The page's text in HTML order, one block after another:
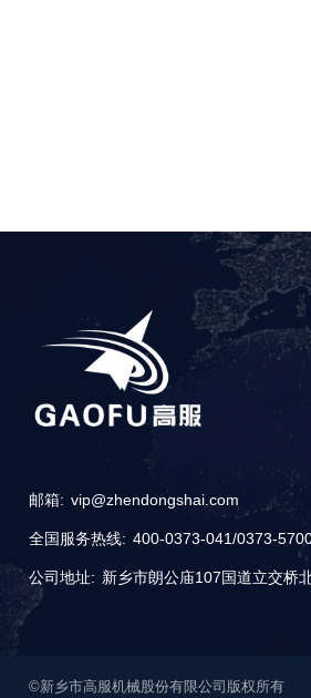
邮箱: vip@zhendongshai.com
全国服务热线: 400-0373-041/0373-
公司地址: 新乡市朗公庙107国道立交桥
©新乡市高服机械股份有限公司版权所有